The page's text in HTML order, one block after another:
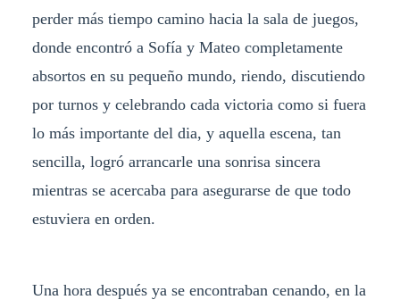
perder más tiempo camino hacia la sala de juegos,
donde encontró a Sofía y Mateo completamente
absortos en su pequeño mundo, riendo, discutiendo
por turnos y celebrando cada victoria como si fuera
lo más importante del dia, y aquella escena, tan
sencilla, logró arrancarle una sonrisa sincera
mientras se acercaba para asegurarse de que todo
estuviera en orden.
Una hora después ya se encontraban cenando, en la